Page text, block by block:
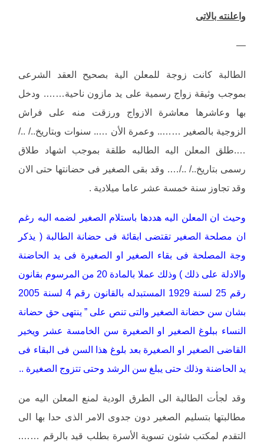
واعلنته بالاتى
—
الطالبة كانت زوجة للمعلن الية بصحيح العقد الشرعى
بموجب وثيقة زواج رسمية على يد مازون ناحية……. ودخل
بها وعاشرها معاشرة الازواج ورزقت منه على فراش
الزوجية بالصغير …….. وعمرة الأن ….. سنوات وبتاريخ../ ../
….طلق المعلن اليه الطالبه طلقة بموجب اشهاد طلاق
رسمى بتاريخ../ ../…. وقد بقى الصغير فى حضانتها حتى الان
وقد تجاوز سنة خمسة عشر عاما ميلادية .
وحيث ان المعلن اليه هددها باستلام الصغير لضمه اليه رغم
ان مصلحة الصغير تقتضى ابقائة فى حضانة الطالبة ( يذكر
وجة المصلحة فى بقاء الصغير او الصغيرة فى يد الحاضنة
والادلة على ذلك ) وذلك عملا بالمادة 20 من المرسوم بقانون
رقم 25 لسنة 1929 المستبدله بالقانون رقم 4 لسنة 2005
بشان سن حضانة الصغير والتى تنص على ” ينتهى حق حضانة
النساء ببلوغ الصغير او الصغيرة سن الخامسة عشر ويخير
القاضى الصغير او الصغيرة بعد بلوغ هذا السن فى البقاء فى
يد الحاضنة وذلك حتى يبلغ سن الرشد وحتى تتزوج الصغيرة ..
وقد لجأت الطالبة الى الطرق الودية لمنع المعلن اليه من
مطالبتها بتسليم الصغير دون جدوى الامر الذى حدا بها الى
التقدم لمكتب شئون تسوية الأسرة بطلب قيد بالرقم …….